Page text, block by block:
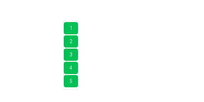
1
2
3
4
5